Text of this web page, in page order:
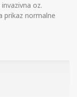
oz.
prikaz normalne